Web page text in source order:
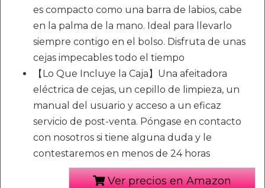
es compacto como una barra de labios, cabe
en la palma de la mano. Ideal para llevarlo
siempre contigo en el bolso. Disfruta de unas
cejas impecables todo el tiempo
【Lo Que Incluye la Caja】Una afeitadora
eléctrica de cejas, un cepillo de limpieza, un
manual del usuario y acceso a un eficaz
servicio de post-venta. Póngase en contacto
con nosotros si tiene alguna duda y le
contestaremos en menos de 24 horas
Ver precios en Amazon